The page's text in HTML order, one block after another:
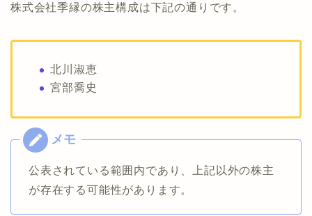
株式会社季縁の株主構成は下記の通りです。
北川淑恵
宮部喬史
公表されている範囲内であり、上記以外の株主
が存在する可能性があります。